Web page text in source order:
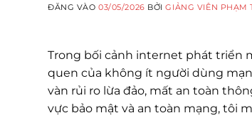
ĐĂNG VÀO03/05/2026 BỞIGIẢNG VIÊN PHẠM
Trong bối cảnh internet phát triển
quen của không ít người dùng
vàn rủi ro lừa đảo, mất an toàn
vực bảo mật và an toàn mạng, tôi